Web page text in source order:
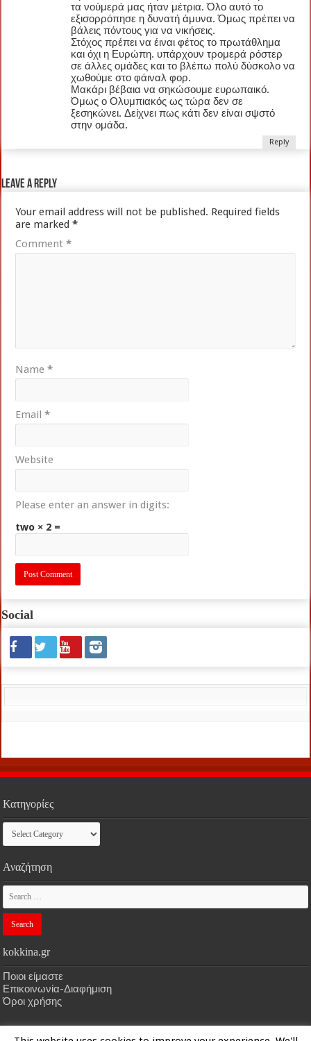
τα νούμερά μας ήταν μέτρια. Όλο αυτό το
εξισορρόπησε η δυνατή άμυνα. Όμως πρέπει να
βάλεις πόντους για να νικήσεις.
Στόχος πρέπει να έιναι φέτος το πρωτάθλημα
και όχι η Ευρώπη. υπάρχουν τρομερά ρόστερ
σε άλλες ομάδες και το βλέπω πολύ δύσκολο να
χωθούμε στο φάιναλ φορ.
Μακάρι βέβαια να σηκώσουμε ευρωπαικό.
Όμως ο Ολυμπιακός ως τώρα δεν σε
ξεσηκώνει. Δείχνει πως κάτι δεν είναι σψστό
στην ομάδα.
Reply
Leave a Reply
Your email address will not be published. Required fields
are marked*
Comment*
Name*
Email*
Website
Please enter an answer in digits:
two × 2 =
Social
Κατηγορίες
Κατηγορίες
Αναζήτηση
kokkina.gr
Ποιοι είμαστε
Επικοινωνία-Διαφήμιση
Όροι χρήσης